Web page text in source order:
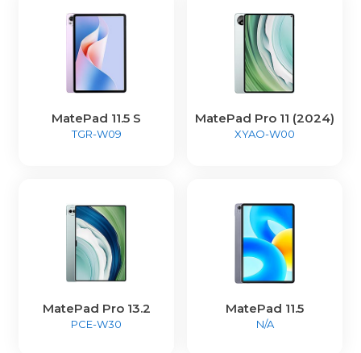
MatePad 11.5 S
TGR-W09
MatePad Pro 11 (2024)
XYAO-W00
MatePad Pro 13.2
PCE-W30
MatePad 11.5
N/A